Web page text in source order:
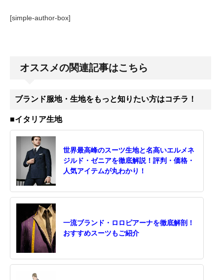
[simple-author-box]
オススメの関連記事はこちら
ブランド服地・生地をもっと知りたい方はコチラ！
■イタリア生地
世界最高峰のスーツ生地と名高いエルメネ
ジルド・ゼニアを徹底解説！評判・価格・
人気アイテムが丸わかり！
一流ブランド・ロロピアーナを徹底解剖！
おすすめスーツもご紹介